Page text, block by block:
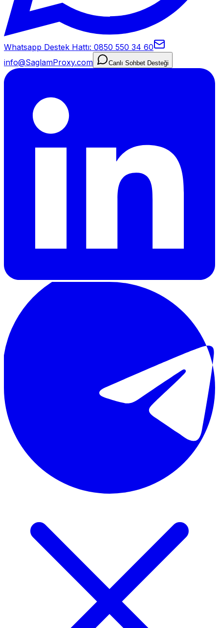
Whatsapp Destek Hattı: 0850 550 34 60
info@SaglamProxy.com
Canlı Sohbet Desteği